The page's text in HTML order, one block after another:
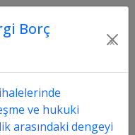
Borç
×
ve hukuki
arasındaki dengeyi